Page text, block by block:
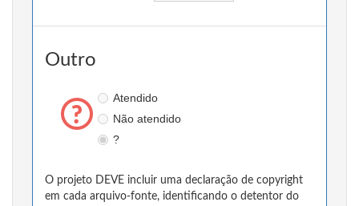
Outro
Atendido
Não atendido
?
O projeto DEVE incluir uma declaração de copyright
em cada arquivo-fonte, identificando o detentor do